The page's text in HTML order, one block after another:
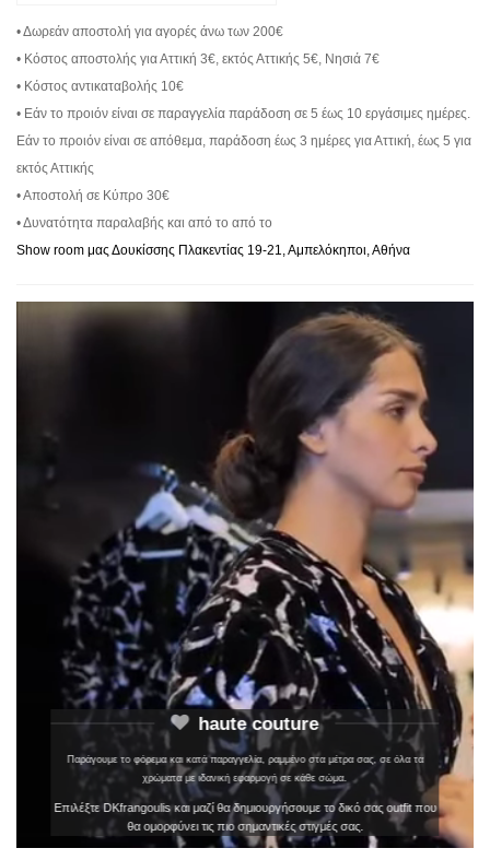
• Δωρεάν αποστολή για αγορές άνω των 200€
• Κόστος αποστολής για Αττική 3€, εκτός Αττικής 5€, Νησιά 7€
• Κόστος αντικαταβολής 10€
• Εάν το προιόν είναι σε παραγγελία παράδοση σε 5 έως 10 εργάσιμες ημέρες.
Εάν το προιόν είναι σε απόθεμα, παράδοση έως 3 ημέρες για Αττική, έως 5 για
εκτός Αττικής
• Αποστολή σε Κύπρο 30€
• Δυνατότητα παραλαβής και από το από το
Show room μας Δουκίσσης Πλακεντίας 19-21, Αμπελόκηποι, Αθήνα
haute couture
Παράγουμε το φόρεμα και κατά παραγγελία, ραμμένο στα μέτρα σας, σε όλα τα
χρώματα με ιδανική εφαρμογή σε κάθε σώμα.
Επιλέξτε DKfrangoulis και μαζί θα δημιουργήσουμε το δικό σας outfit που
θα ομορφύνει τις πιο σημαντικές στιγμές σας.